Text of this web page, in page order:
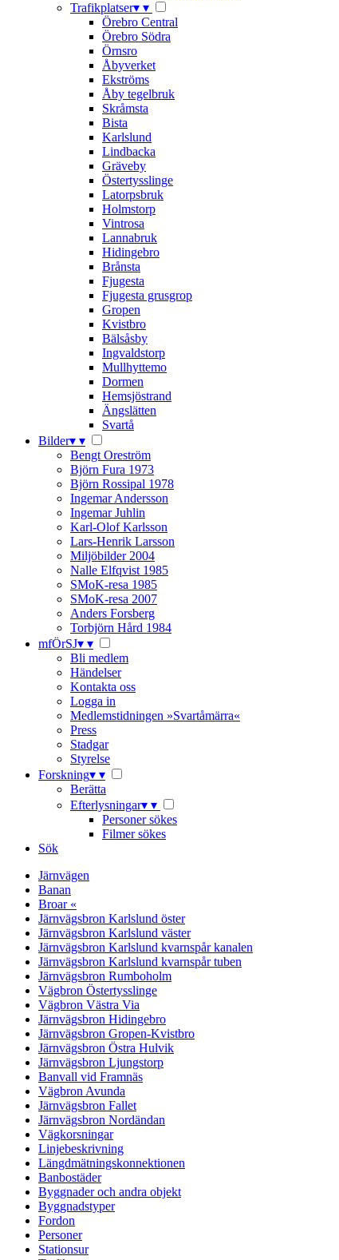
Trafikplatser▾ ▾
Örebro Central
Örebro Södra
Örnsro
Åbyverket
Ekströms
Åby tegelbruk
Skråmsta
Bista
Karlslund
Lindbacka
Gräveby
Östertysslinge
Latorpsbruk
Holmstorp
Vintrosa
Lannabruk
Hidingebro
Brånsta
Fjugesta
Fjugesta grusgrop
Gropen
Kvistbro
Bälsåsby
Ingvaldstorp
Mullhyttemo
Dormen
Hemsjöstrand
Ängslätten
Svartå
Bilder▾ ▾
Bengt Oreström
Björn Fura 1973
Björn Rossipal 1978
Ingemar Andersson
Ingemar Juhlin
Karl-Olof Karlsson
Lars-Henrik Larsson
Miljöbilder 2004
Nalle Elfqvist 1985
SMoK-resa 1985
SMoK-resa 2007
Anders Forsberg
Torbjörn Hård 1984
mfÖrSJ▾ ▾
Bli medlem
Händelser
Kontakta oss
Logga in
Medlemstidningen »Svartåmärra«
Press
Stadgar
Styrelse
Forskning▾ ▾
Berätta
Efterlysningar▾ ▾
Personer sökes
Filmer sökes
Sök
Järnvägen
Banan
Broar «
Järnvägsbron Karlslund öster
Järnvägsbron Karlslund väster
Järnvägsbron Karlslund kvarnspår kanalen
Järnvägsbron Karlslund kvarnspår tuben
Järnvägsbron Rumboholm
Vägbron Östertysslinge
Vägbron Västra Via
Järnvägsbron Hidingebro
Järnvägsbron Gropen-Kvistbro
Järnvägsbron Östra Hulvik
Järnvägsbron Ljungstorp
Banvall vid Framnäs
Vägbron Avunda
Järnvägsbron Fallet
Järnvägsbron Nordändan
Vägkorsningar
Linjebeskrivning
Längdmätningskonnektionen
Banbostäder
Byggnader och andra objekt
Byggnadstyper
Fordon
Personer
Stationsur